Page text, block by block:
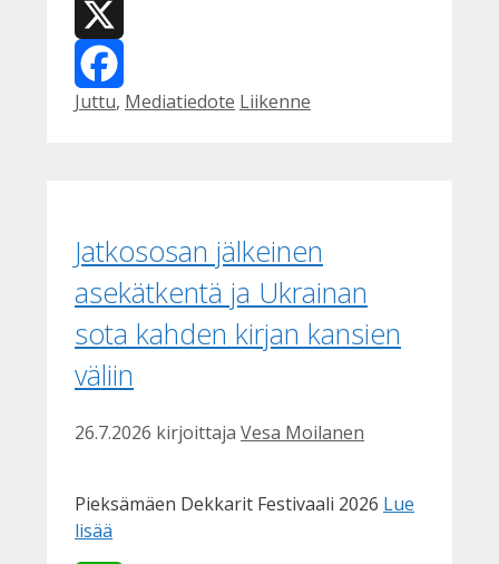
WhatsApp
X
Facebook
Kategoriat
Juttu, Mediatiedote Avainsanat
Liikenne
Jatkososan jälkeinen
asekätkentä ja Ukrainan
sota kahden kirjan kansien
väliin
26.7.2026 kirjoittaja Vesa Moilanen
Pieksämäen Dekkarit Festivaali 2026 Lue
lisää